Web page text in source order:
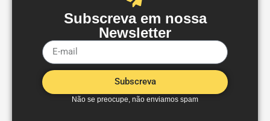
Subscreva em nossa
Newsletter
Subscreva
Não se preocupe, não enviamos spam